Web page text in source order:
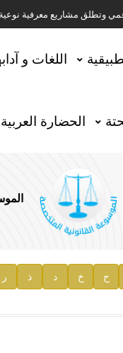
وتطلق مشاريع معرفية نوعية في
2025
الموسوعة العربية
في سورية
في عام 2026
اللغات و
الحضارة العربية
ح خ د ذ ر